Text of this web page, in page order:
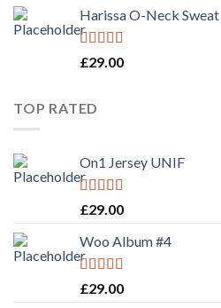
of 5
Harissa O-Neck Sweat
Rated4.00
£29.00
TOP RATED
On1 Jersey UNIF
Rated5.00
£29.00
Woo Album #4
Rated5.00
£29.00